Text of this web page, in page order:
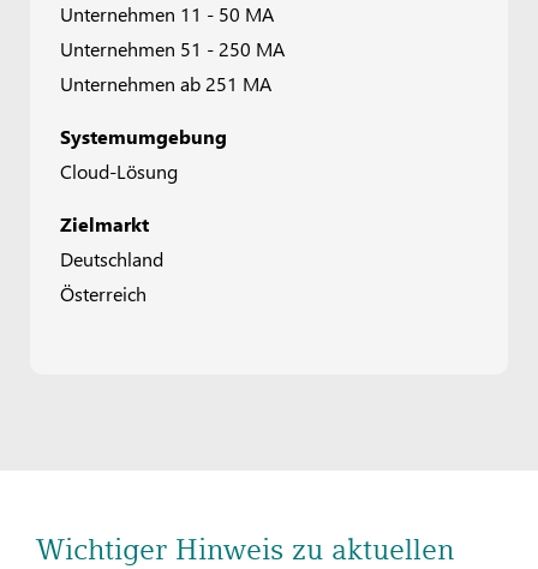
Wichtiger Hinweis zu aktuellen
Unternehmen 11 - 50 MA
Unternehmen 51 - 250 MA
Unternehmen ab 251 MA
Systemumgebung
Cloud-Lösung
Zielmarkt
Deutschland
Österreich